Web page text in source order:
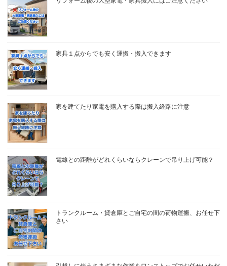
家具１点からでも安く運搬・搬入できます
家を建てたり家電を購入する際は搬入経路に注意
電線との距離がどれくらいならクレーンで吊り上げ可能？
トランクルーム・貸倉庫とご自宅の間の荷物運搬、お任せ下
さい